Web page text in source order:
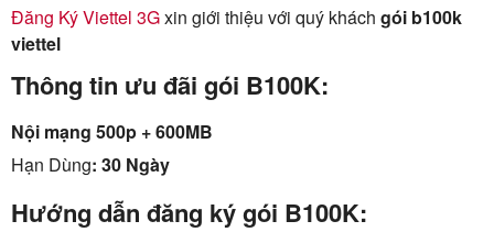
Đăng Ký Viettel 3Gxin giới thiệu với quý khách gói b100k
viettel
Thông tin ưu đãi gói B100K:
Nội mạng 500p + 600MB
Hạn Dùng: 30 Ngày
Hướng dẫn đăng ký gói B100K: